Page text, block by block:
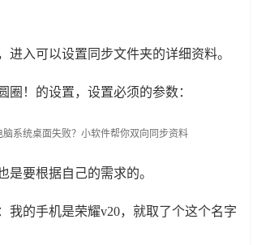
进入可以设置同步文件夹的详细资料。
圈！的设置，设置必须的参数：
是要根据自己的需求的。
我的手机是荣耀v20，就取了个这个名字